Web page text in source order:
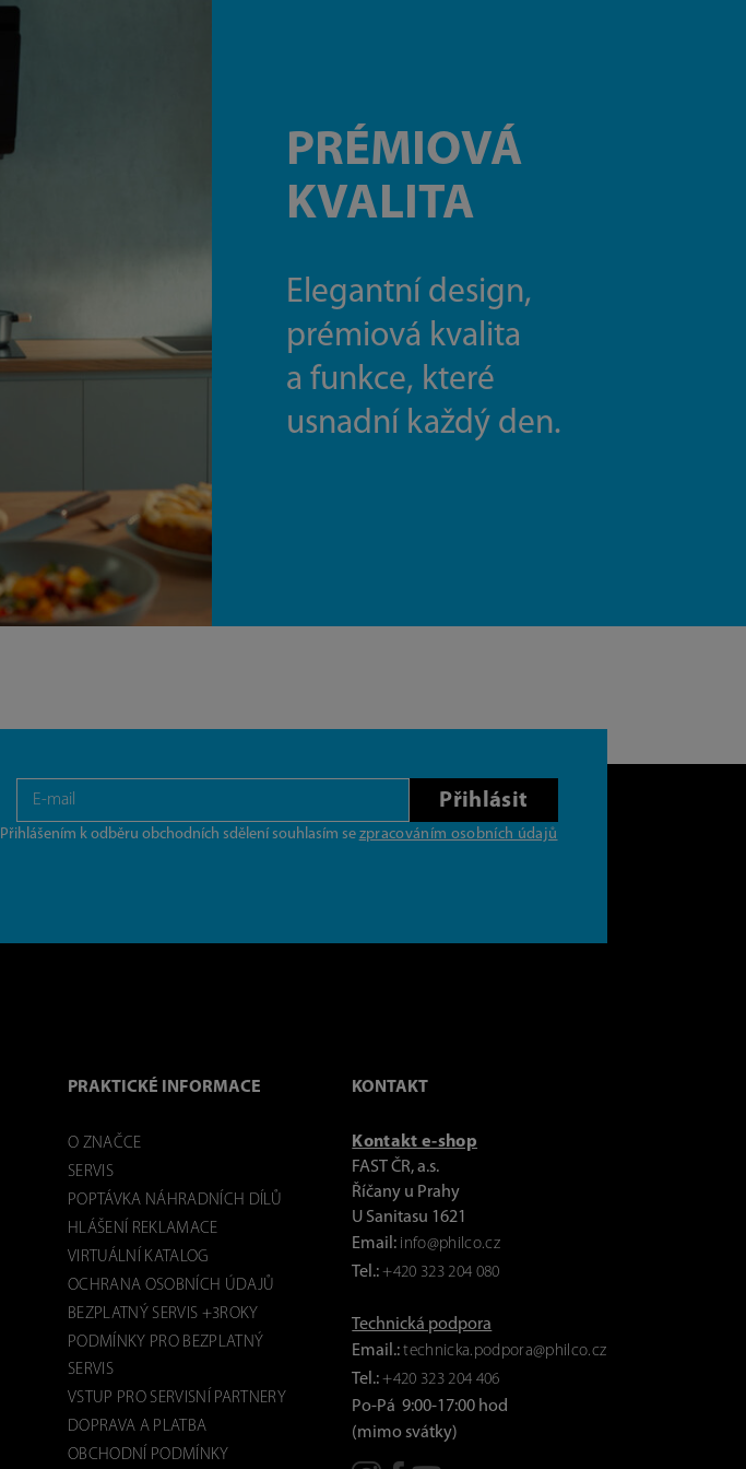
PRÉMIOVÁ
KVALITA
Elegantní design,
prémiová kvalita
a funkce, které
usnadní každý den.
Přihlásit
Přihlášením k odběru obchodních sdělení souhlasím se zpracováním osobních údajů
PRAKTICKÉ INFORMACE
O ZNAČCE
SERVIS
POPTÁVKA NÁHRADNÍCH DÍLŮ
HLÁŠENÍ REKLAMACE
VIRTUÁLNÍ KATALOG
OCHRANA OSOBNÍCH ÚDAJŮ
BEZPLATNÝ SERVIS +3ROKY
PODMÍNKY PRO BEZPLATNÝ
SERVIS
VSTUP PRO SERVISNÍ PARTNERY
DOPRAVA A PLATBA
OBCHODNÍ PODMÍNKY
KONTAKT
Kontakt e-shop
FAST ČR, a.s.
Říčany u Prahy
U Sanitasu 1621
Email: info@philco.cz
Tel.:+420 323 204 080
Technická podpora
Email.:technicka.podpora@philco.cz
Tel.:+420 323 204 406
Po-Pá 9:00-17:00 hod
(mimo svátky)